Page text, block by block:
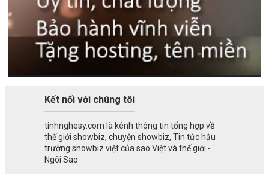
Kết nối với chúng tôi
tinhnghesy.com là kênh thông tin tổng hợp về
thế giới showbiz, chuyện showbiz, Tin tức hậu
trường showbiz việt của sao Việt và thế giới -
Ngôi Sao